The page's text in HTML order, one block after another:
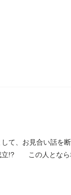
、お見合い話を
立!? この人となら